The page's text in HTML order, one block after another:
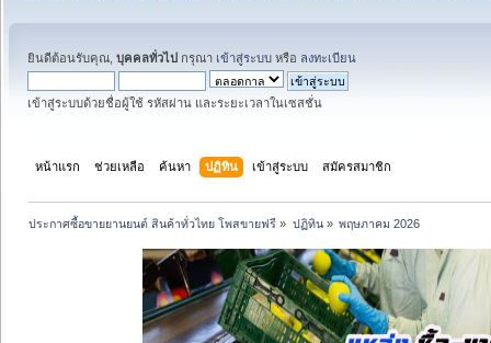
ยินดีต้อนรับคุณ, บุคคลทั่วไป กรุณา เข้าสู่ระบบ หรือ ลงทะเบียน
เข้าสู่ระบบด้วยชื่อผู้ใช้ รหัสผ่าน และระยะเวลาในเซสชั่น
หน้าแรก ช่วยเหลือ ค้นหา ปฏิทิน เข้าสู่ระบบ สมัครสมาชิก
ประกาศซื้อขายยานยนต์ สินค้าทั่วไทย โพสขายฟรี » ปฏิทิน» พฤษภาคม 2026